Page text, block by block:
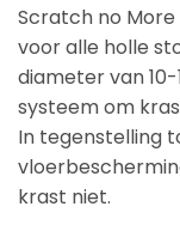
Gewaardeerd
gebaseerd
op
8
klantbeoordelingen
Scratch no More
voor alle holle
diameter van
systeem om
In tegenstelling
krast niet.